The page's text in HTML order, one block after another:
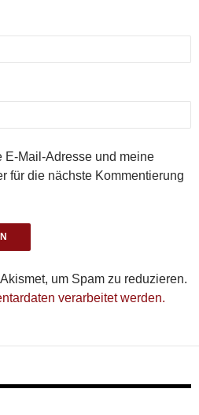
E-Mail-Adresse und meine
für die nächste Kommentierung
um Spam zu reduzieren.
verarbeitet werden.